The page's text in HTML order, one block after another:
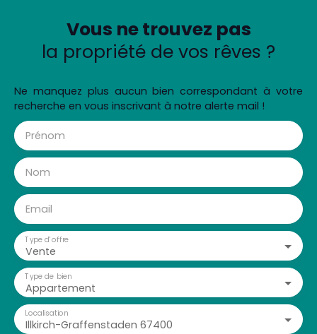
Vous ne trouvez pas
la propriété de vos rêves ?
Ne manquez plus aucun bien correspondant à votre
recherche en vous inscrivant à notre alerte mail !
Prénom
Nom
Email
Vente
Type d'offre
Appartement
Type de bien
Illkirch-Graffenstaden 67400
Localisation